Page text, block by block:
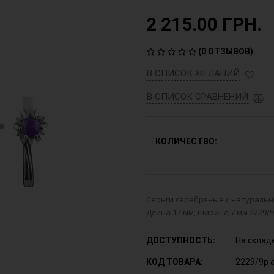
2 215.00 ГРН.
(0 ОТЗЫВОВ)
В СПИСОК ЖЕЛАНИЙ
В СПИСОК СРАВНЕНИЙ
КОЛИЧЕСТВО:
Серьги серебряные с
Длина 17 мм, ширина 7 мм 2229/
ДОСТУПНОСТЬ: На
КОД ТОВАРА: 2229/9р